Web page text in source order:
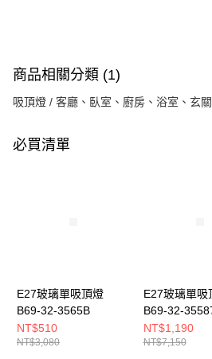
商品相關分類 (1)
吸頂燈 / 客廳、臥室、廚房、浴室、玄關
必買清單
E27玻璃單吸頂燈
B69-32-3565B
NT$510
NT$3,080
E27玻璃單吸
B69-32-
NT$1,190
NT$7,150